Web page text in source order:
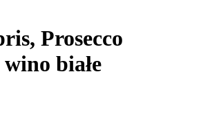
Prosecco
białe